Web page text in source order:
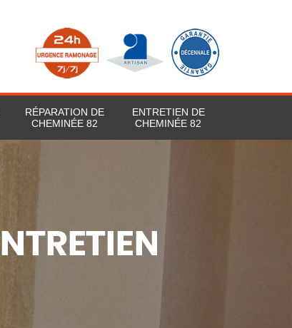
RÉPARATION DE
CHEMINÉE 82
ENTRETIEN DE
CHEMINÉE 82